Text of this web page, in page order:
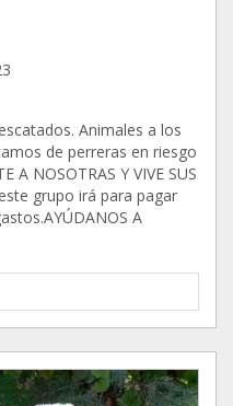
Animales a los
de perreras en riesgo
A NOSOTRAS Y VIVE SUS
grupo irá para pagar
A